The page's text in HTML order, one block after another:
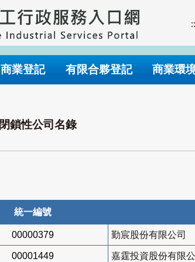
商業登記 有限合夥登記 商業環
閉鎖性公司名錄
統一編號
00000379 勤宸股份有限公司
00001449 嘉霆投資股份有限